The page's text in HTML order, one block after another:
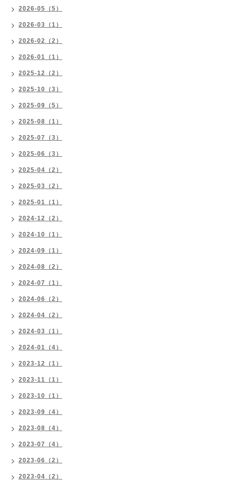
2026-05（5）
2026-03（1）
2026-02（2）
2026-01（1）
2025-12（2）
2025-10（3）
2025-09（5）
2025-08（1）
2025-07（3）
2025-06（3）
2025-04（2）
2025-03（2）
2025-01（1）
2024-12（2）
2024-10（1）
2024-09（1）
2024-08（2）
2024-07（1）
2024-06（2）
2024-04（2）
2024-03（1）
2024-01（4）
2023-12（1）
2023-11（1）
2023-10（1）
2023-09（4）
2023-08（4）
2023-07（4）
2023-06（2）
2023-04（2）